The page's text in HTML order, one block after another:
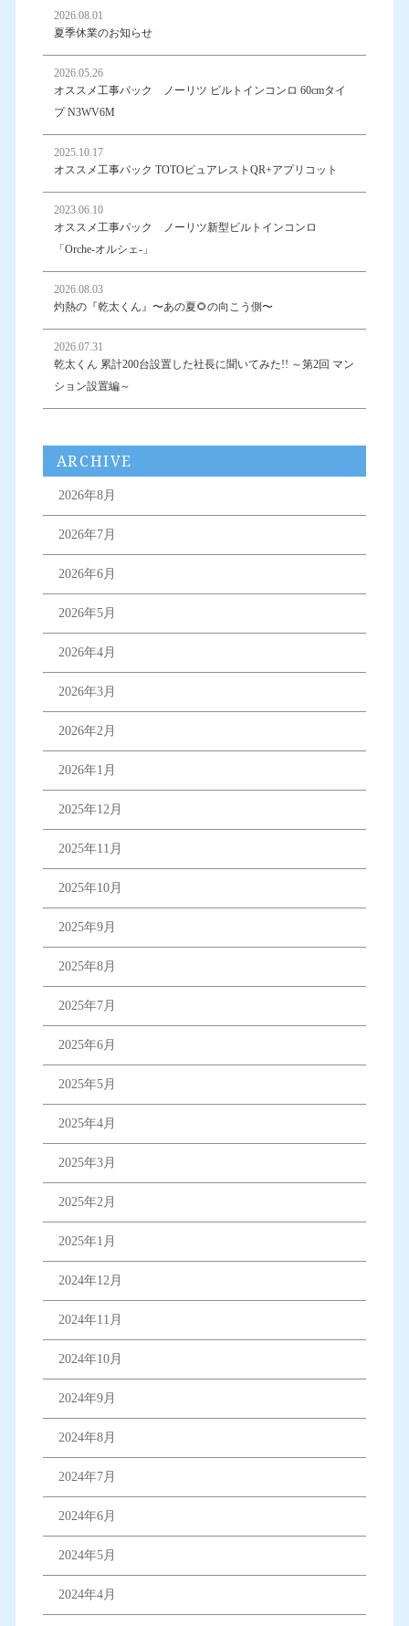
2026.08.01
夏季休業のお知らせ
2026.05.26
オススメ工事パック ノーリツ ビルトインコンロ 60cmタイ
プ N3WV6M
2025.10.17
オススメ工事パック TOTOピュアレストQR+アプリコット
2023.06.10
オススメ工事パック ノーリツ新型ビルトインコンロ
「Orche-オルシェ-」
2026.08.03
灼熱の『乾太くん』〜あの夏🌻の向こう側〜
2026.07.31
乾太くん 累計200台設置した社長に聞いてみた!! ～第2回 マン
ション設置編～
ARCHIVE
2026年8月
2026年7月
2026年6月
2026年5月
2026年4月
2026年3月
2026年2月
2026年1月
2025年12月
2025年11月
2025年10月
2025年9月
2025年8月
2025年7月
2025年6月
2025年5月
2025年4月
2025年3月
2025年2月
2025年1月
2024年12月
2024年11月
2024年10月
2024年9月
2024年8月
2024年7月
2024年6月
2024年5月
2024年4月